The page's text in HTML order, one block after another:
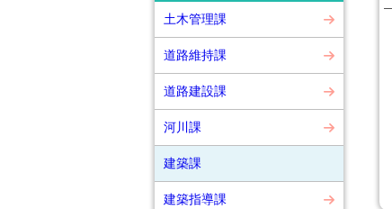
土木管理課
道路維持課
道路建設課
河川課
建築課
建築指導課